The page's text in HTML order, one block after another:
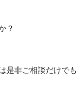
？
是非ご相談だけで